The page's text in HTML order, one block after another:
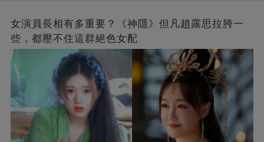
女演員長相有多重要？《神隱》但凡趙露思拉胯一
些，都壓不住這群絕色女配